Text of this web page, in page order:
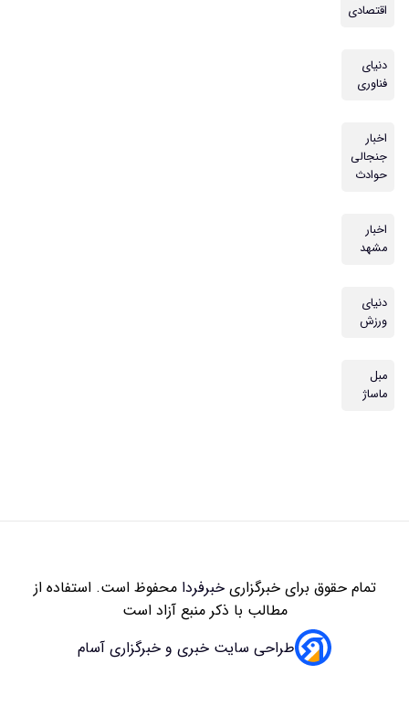
اقتصادی
دنیای
فناوری
اخبار
جنجالی
حوادث
اخبار
مشهد
دنیای
ورزش
مبل
ماساژ
تمام حقوق برای خبرگزاریخبرفردامحفوظ است. استفاده از
مطالب با ذکر منبع آزاد است
طراحی سایت خبری و خبرگزاری آسام